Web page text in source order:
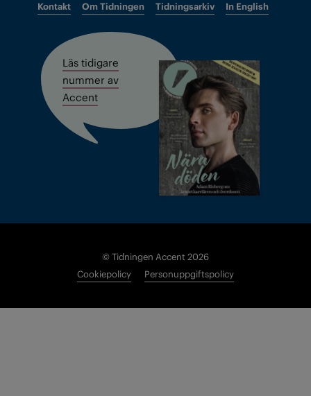
Kontakt Om Tidningen Tidningsarkiv In English
Läs tidigare
nummer av
Accent
© Tidningen Accent 2026
Cookiepolicy
Personuppgiftspolicy